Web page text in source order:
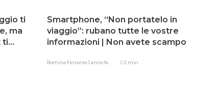
ti
ma
ti
Smartphone, “Non portatelo in
viaggio”: rubano tutte le vostre
informazioni | Non avete scampo
Romina Ferrante1 anno fa 2 min